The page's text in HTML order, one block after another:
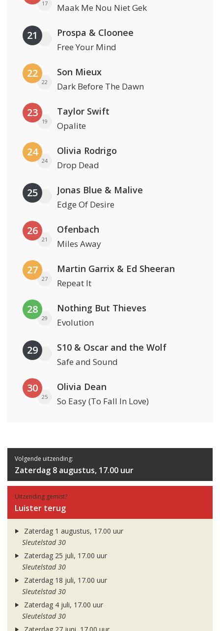
17 Maak Me Nou Niet Gek
21 Prospa & Cloonee
Free Your Mind
22
22
Son Mieux
Dark Before The Dawn
23
19
Taylor Swift
Opalite
24
24
Olivia Rodrigo
Drop Dead
25 Jonas Blue & Malive
Edge Of Desire
26
21
Ofenbach
Miles Away
27
27
Martin Garrix & Ed Sheeran
Repeat It
28
29
Nothing But Thieves
Evolution
29 S10 & Oscar and the Wolf
Safe and Sound
30
25
Olivia Dean
So Easy (To Fall In Love)
Volgende uitzending:
Zaterdag 8 augustus, 17.00 uur
Uitzending gemist?
Luister terug
Zaterdag 1 augustus, 17.00 uur
Sleutelstad 30
Zaterdag 25 juli, 17.00 uur
Sleutelstad 30
Zaterdag 18 juli, 17.00 uur
Sleutelstad 30
Zaterdag 4 juli, 17.00 uur
Sleutelstad 30